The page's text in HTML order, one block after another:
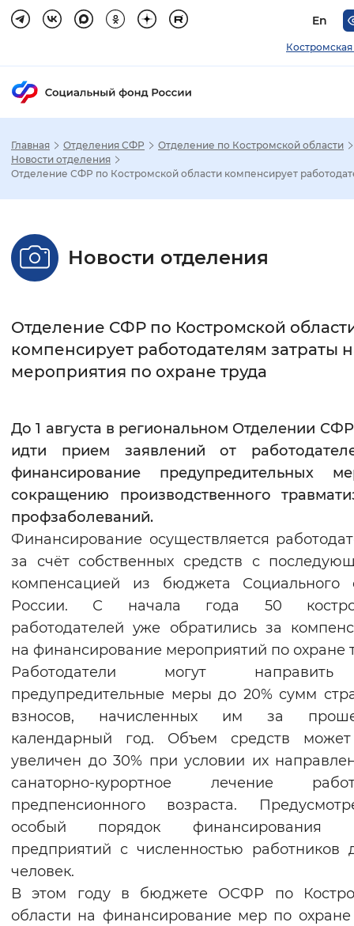
En
Костромская
Настройка режима отображения
Стандартный Увеличенный
Без засечек
Интервал между буквами
Цвет сайта
Изображения
Включены Выключены
Звуковой ассистент
Воспроизвести Остановить
Главная Отделения СФР
Отделение по Костромской области
Новости отделения
Отделение СФР по Костромской области компенсирует
Новости отделения
Отделение СФР по Костромской
компенсирует работодателям затраты
мероприятия по охране труда
До 1 августа в региональном Отделении
идти прием заявлений от
финансирование предупредительных
сокращению производственного
профзаболеваний.
Финансирование осуществляется
за счёт собственных средств с
компенсацией из бюджета Социального
России. С начала года 50
работодателей уже обратились за
на финансирование мероприятий по охране
Работодатели могут
предупредительные меры до 20% сумм
взносов, начисленных им за
календарный год. Объем средств
увеличен до 30% при условии их
санаторно-курортное лечение
предпенсионного возраста.
особый порядок финансирования
предприятий с численностью работников
человек.
В этом году в бюджете ОСФР по
области на финансирование мер по охране